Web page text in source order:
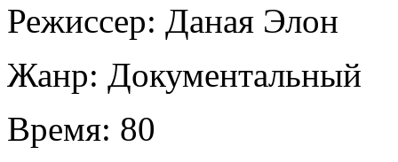
Режиссер: Даная Элон
Жанр: Документальный
Время: 80